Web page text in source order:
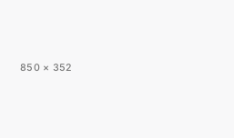
850 × 352